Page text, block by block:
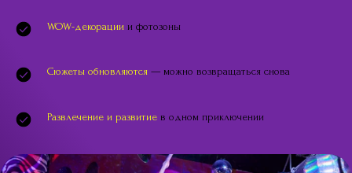
WOW-декорации и фотозоны
Сюжеты обновляются — можно возвращаться снова
Развлечение и развитие в одном приключении